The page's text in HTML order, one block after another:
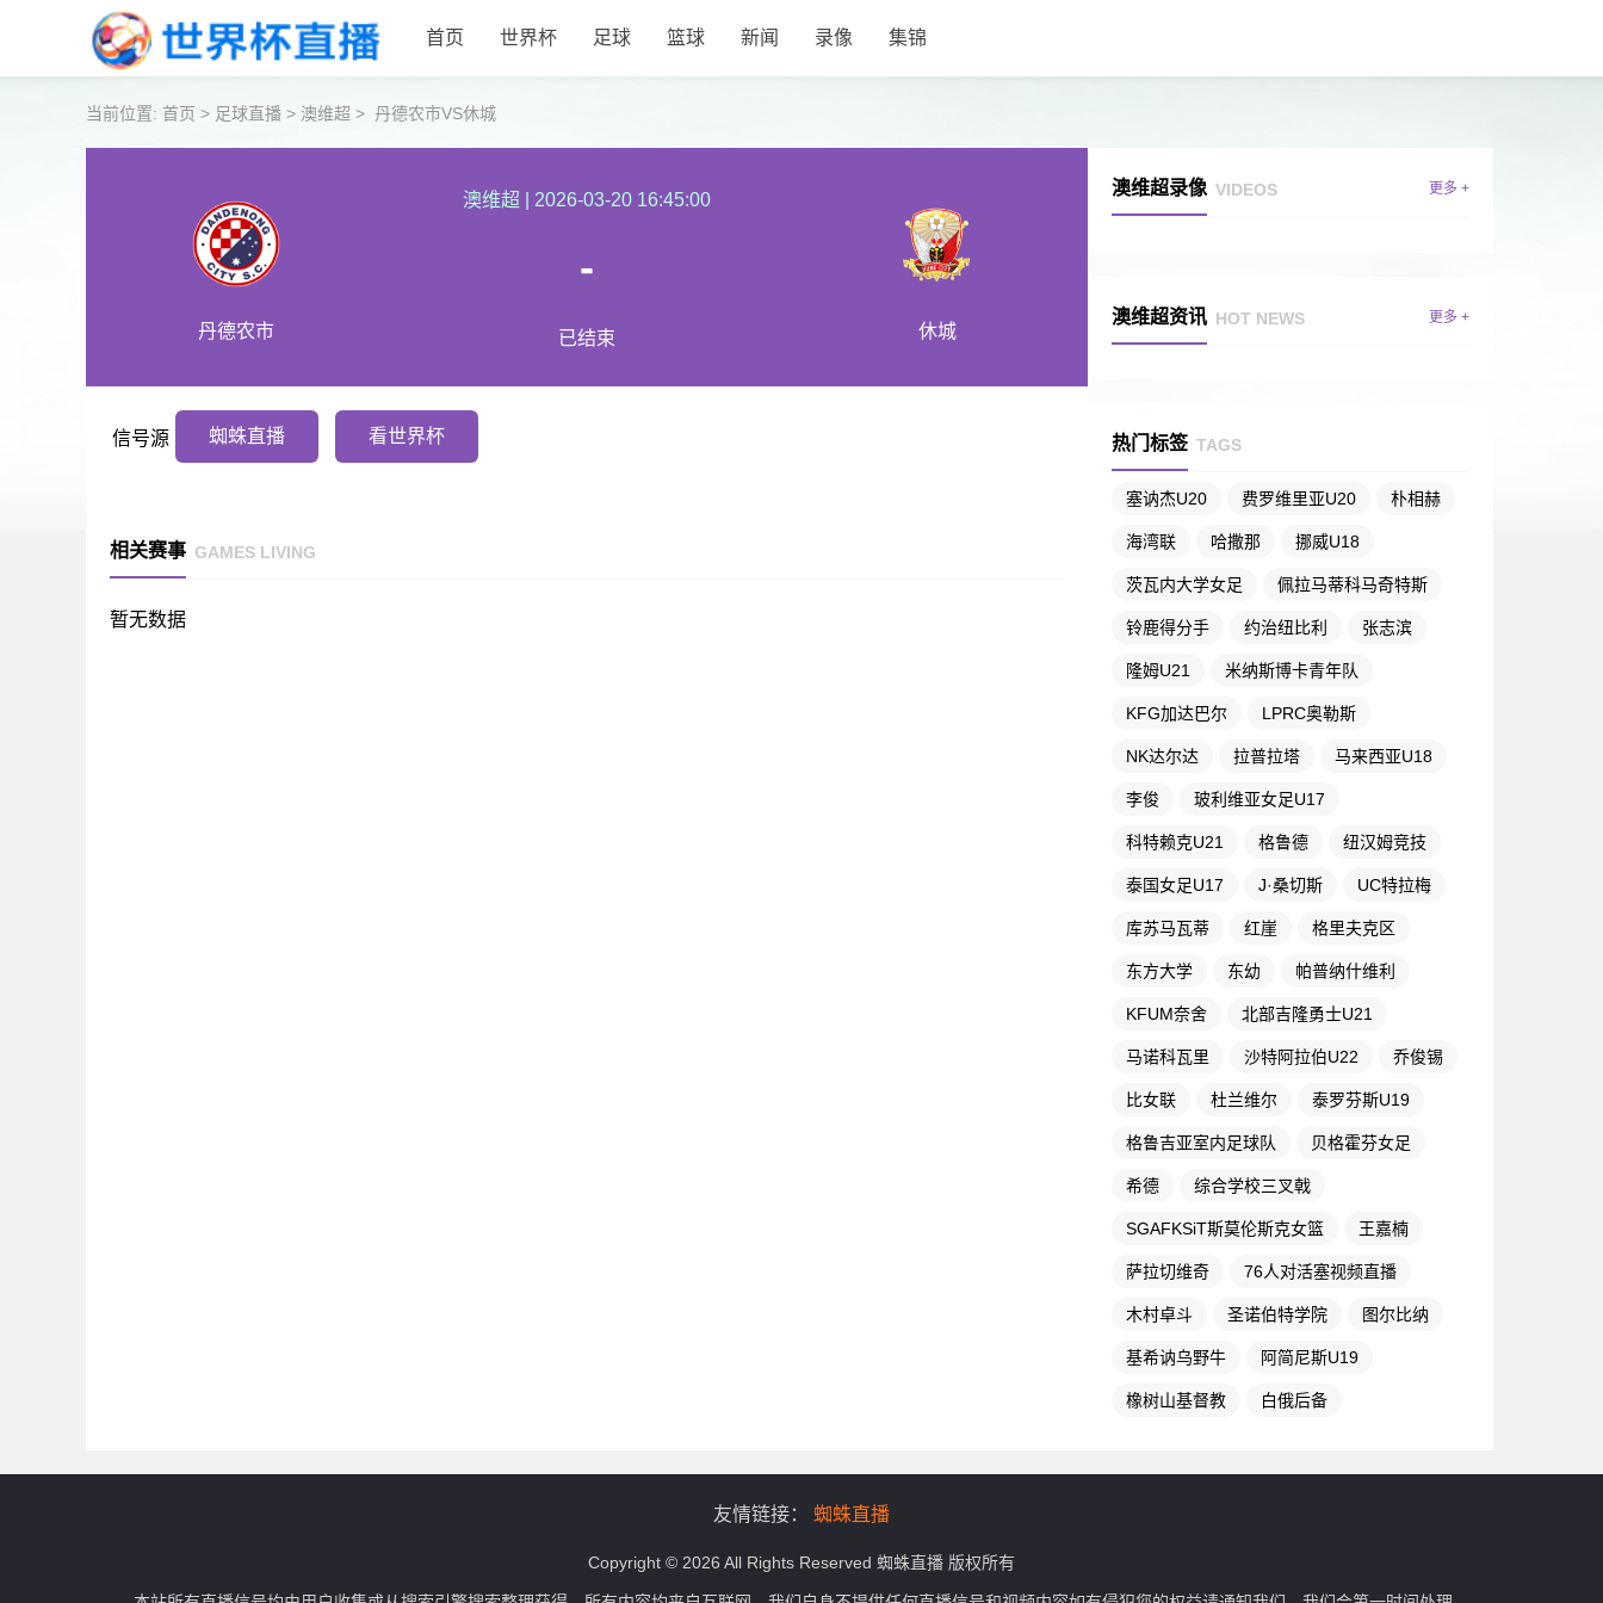
首页 世界杯 足球 篮球 新闻 录像 集锦
当前位置: 首页 > 足球直播 > 澳维超 > 丹德农市VS休城
丹德农市
澳维超 2026-03-20 16:45:00
-
已结束 休城
信号源 蜘蛛直播 看世界杯
相关赛事 GAMES LIVING
暂无数据
澳维超录像 VIDEOS 更多 +
澳维超资讯 HOT NEWS 更多 +
热门标签 TAGS
塞讷杰U20 费罗维里亚U20 朴相赫
海湾联 哈撒那 挪威U18
茨瓦内大学女足 佩拉马蒂科马奇特斯
铃鹿得分手 约治纽比利 张志滨
隆姆U21 米纳斯博卡青年队
KFG加达巴尔 LPRC奥勒斯
NK达尔达 拉普拉塔 马来西亚U18
李俊 玻利维亚女足U17
科特赖克U21 格鲁德 纽汉姆竞技
泰国女足U17 J·桑切斯 UC特拉梅
库苏马瓦蒂 红崖 格里夫克区
东方大学 东幼 帕普纳什维利
KFUM奈舍 北部吉隆勇士U21
马诺科瓦里 沙特阿拉伯U22 乔俊锡
比女联 杜兰维尔 泰罗芬斯U19
格鲁吉亚室内足球队 贝格霍芬女足
希德 综合学校三叉戟
SGAFKSiT斯莫伦斯克女篮 王嘉楠
萨拉切维奇 76人对活塞视频直播
木村卓斗 圣诺伯特学院 图尔比纳
基希讷乌野牛 阿简尼斯U19
橡树山基督教 白俄后备
友情链接： 蜘蛛直播
Copyright © 2026 All Rights Reserved 蜘蛛直播 版权所有